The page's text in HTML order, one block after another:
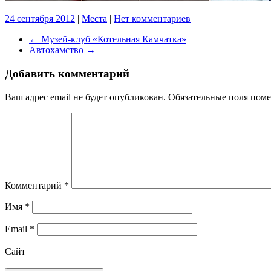
24 сентября 2012 | Места | Нет комментариев |
← Музей-клуб «Котельная Камчатка»
Автохамство →
Добавить комментарий
Ваш адрес email не будет опубликован. Обязательные поля
Комментарий *
Имя *
Email *
Сайт